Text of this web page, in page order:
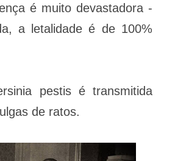
é muito devastadora -
a letalidade é de 100%
pestis é transmitida
de ratos.